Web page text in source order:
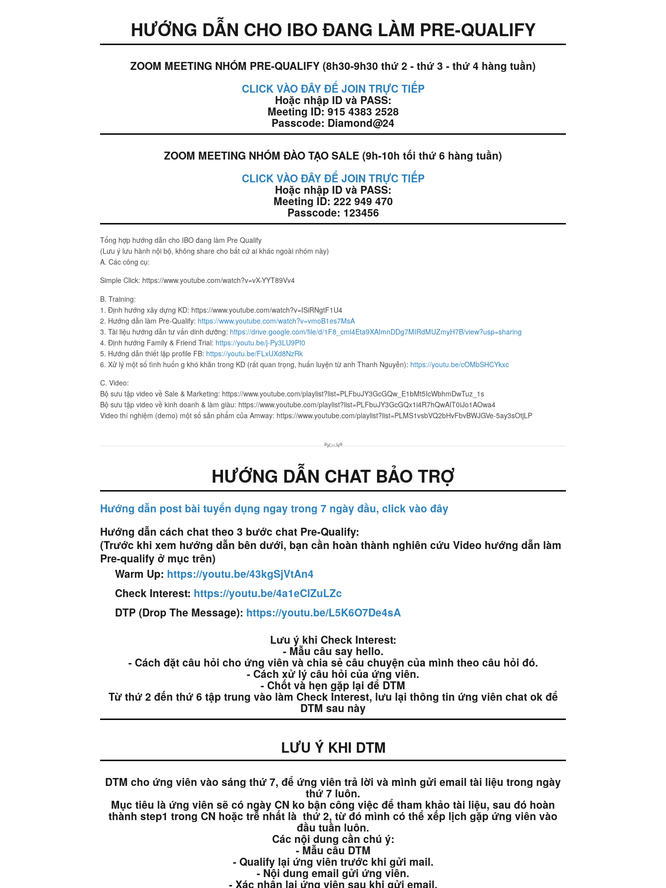
HƯỚNG DẪN CHO IBO ĐANG LÀM PRE-QUALIFY
ZOOM MEETING NHÓM PRE-QUALIFY (8h30-9h30 thứ 2 - thứ 3 - thứ 4 hàng tuần)
CLICK VÀO ĐÂY ĐỂ JOIN TRỰC TIẾP
Hoặc nhập ID và PASS:
Meeting ID: 915 4383 2528
Passcode: Diamond@24
ZOOM MEETING NHÓM ĐÀO TẠO SALE (9h-10h tối thứ 6 hàng tuần)
CLICK VÀO ĐÂY ĐỂ JOIN TRỰC TIẾP
Hoặc nhập ID và PASS:
Meeting ID: 222 949 470
Passcode: 123456
Tổng hợp hướng dẫn cho IBO đang làm Pre Qualify
(Lưu ý lưu hành nội bộ, không share cho bất cứ ai khác ngoài nhóm này)
A. Các công cụ:
Simple Click: https://www.youtube.com/watch?v=vX-YYT89Vv4
B. Training:
1. Định hướng xây dựng KD: https://www.youtube.com/watch?v=ISiRNgtF1U4
2. Hướng dẫn làm Pre-Qualify: https://www.youtube.com/watch?v=vmoB1es7MsA
3. Tài liệu hướng dẫn tư vấn dinh dưỡng: https://drive.google.com/file/d/1F8_cml4Eta9XAImnDDg7MIRdMUZmyH7B/view?usp=sharing
4. Định hướng Family & Friend Trial: https://youtu.be/j-Py3LU9PI0
5. Hướng dẫn thiết lập profile FB: https://youtu.be/FLxUXd8NzRk
6. Xử lý một số tình huốn g khó khăn trong KD (rất quan trọng, huấn luyện từ anh Thanh Nguyễn): https://youtu.be/cOMbSHCYkxc
C. Video:
Bộ sưu tập video về Sale & Marketing: https://www.youtube.com/playlist?list=PLFbuJY3GcGQw_E1bMt5IcWbhmDwTuz_1s
Bộ sưu tập video về kinh doanh & làm giàu: https://www.youtube.com/playlist?list=PLFbuJY3GcGQx1i4R7hQwAIT0iJo1AOwa4
Video thí nghiệm (demo) một số sản phẩm của Amway: https://www.youtube.com/playlist?list=PLMS1vsbVQ2bHvFbvBWJGVe-5ay3sOtjLP
HƯỚNG DẪN CHAT BẢO TRỢ
Hướng dẫn post bài tuyển dụng ngay trong 7 ngày đầu, click vào đây
Hướng dẫn cách chat theo 3 bước chat Pre-Qualify:
(Trước khi xem hướng dẫn bên dưới, bạn cần hoàn thành nghiên cứu Video hướng dẫn làm
Pre-qualify ở mục trên)
Warm Up: https://youtu.be/43kgSjVtAn4
Check Interest: https://youtu.be/4a1eCIZuLZc
DTP (Drop The Message): https://youtu.be/L5K6O7De4sA
Lưu ý khi Check Interest:
- Mẫu câu say hello.
- Cách đặt câu hỏi cho ứng viên và chia sẻ câu chuyện của mình theo câu hỏi đó.
- Cách xử lý câu hỏi của ứng viên.
- Chốt và hẹn gặp lại để DTM
Từ thứ 2 đến thứ 6 tập trung vào làm Check Interest, lưu lại thông tin ứng viên chat ok để
DTM sau này
LƯU Ý KHI DTM
DTM cho ứng viên vào sáng thứ 7, để ứng viên trả lời và mình gửi email tài liệu trong ngày
thứ 7 luôn.
Mục tiêu là ứng viên sẽ có ngày CN ko bận công việc để tham khảo tài liệu, sau đó hoàn
thành step1 trong CN hoặc trễ nhất là thứ 2, từ đó mình có thể xếp lịch gặp ứng viên vào
đầu tuần luôn.
Các nội dung cần chú ý:
- Mẫu câu DTM
- Qualify lại ứng viên trước khi gửi mail.
- Nội dung email gửi ứng viên.
- Xác nhận lại ứng viên sau khi gửi email.